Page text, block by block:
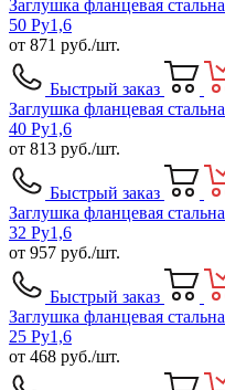
Заглушка фланцевая
50 Ру1,6
от 871 руб./шт.
Быстрый заказ
Заглушка фланцевая
40 Ру1,6
от 813 руб./шт.
Быстрый заказ
Заглушка фланцевая
32 Ру1,6
от 957 руб./шт.
Быстрый заказ
Заглушка фланцевая
25 Ру1,6
от 468 руб./шт.